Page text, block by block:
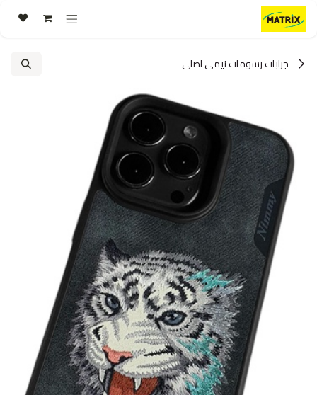
تخطي للذهاب إلى المحتوى
جرابات رسومات نيمي اصلي